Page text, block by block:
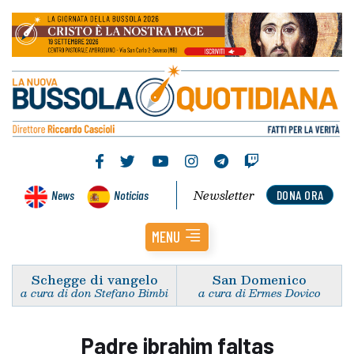
News Noticias DONA ORA
Newsletter
MENU
Schegge di vangelo
a cura di don Stefano Bimbi
San Domenico
a cura di Ermes Dovico
Padre ibrahim faltas